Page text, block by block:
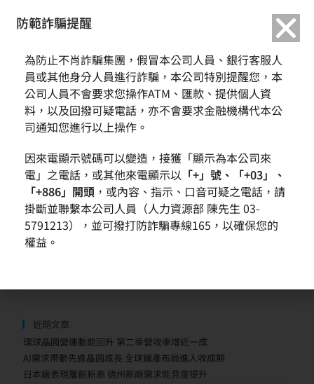
在這裡新增您的標題文本
淤疵
自行參酌編排。
在此點擊
近期文章
環球晶圓營運動能回升 第二季營收季增近一成
AI需求帶動先進晶圓成長 全球擴產布局進入收成期
日本廠表現屢創新高 德州新廠需求能見度提升
防範詐騙提醒
為防止不肖詐騙集團，假冒本公司人員、銀行客服人
員或其他身分人員進行詐騙，本公司特別提醒您，本
公司人員不會要求您操作ATM、匯款、提供個人資
料，以及回撥可疑電話，亦不會要求金融機構代本公
司通知您進行以上操作。
因來電顯示號碼可以變造，接獲「顯示為本公司來
電」之電話，或其他來電顯示以 「+」號、「+03」、
「+886」開頭 ，或內容、指示、口音可疑之電話，請
掛斷並聯繫本公司人員（人力資源部 陳先生 03-
5791213），並可撥打防詐騙專線165，以確保您的
權益。